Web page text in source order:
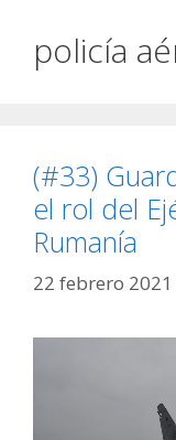
policía
(#33)
el rol del
Rumanía
22 febrero 2021